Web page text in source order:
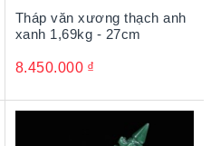
Tháp văn xương thạch anh
xanh 1,69kg - 27cm
8.450.000 ₫